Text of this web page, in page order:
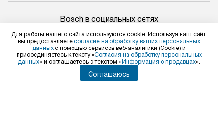
Bosch в социальных сетях
Для физических лиц
shop@bosch-centre.ru
Для юридических лиц
Для работы нашего сайта используются cookie. Используя наш сайт,
вы предоставляете согласие на обработку ваших персональных
данных с помощью сервисов веб-аналитики (Cookie) и
присоединяетесь к тексту «Согласия на обработку персональных
данных» и соглашаетесь с текстом « Информация о продавцах».
Соглашаюсь